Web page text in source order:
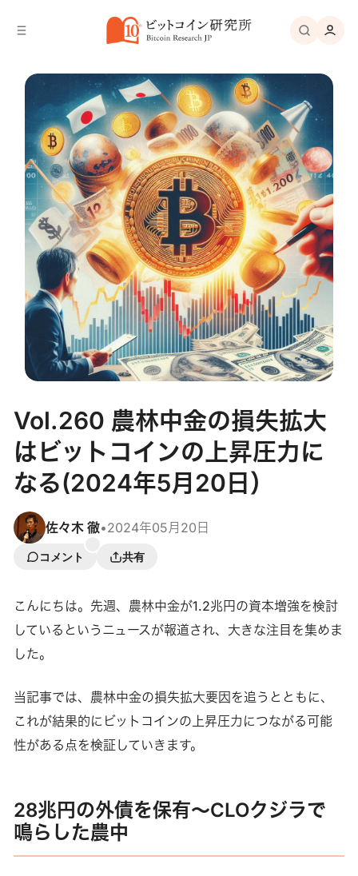
Vol.260 農林中金の損失拡大
はビットコインの上昇圧力に
なる(2024年5月20日）
佐々木 徹•2024年05月20日
コメント 共有
こんにちは。先週、農林中金が1.2兆円の資本増強を検討
しているというニュースが報道され、大きな注目を集めま
した。
当記事では、農林中金の損失拡大要因を追うとともに、
これが結果的にビットコインの上昇圧力につながる可能
性がある点を検証していきます。
28兆円の外債を保有～CLOクジラで
鳴らした農中